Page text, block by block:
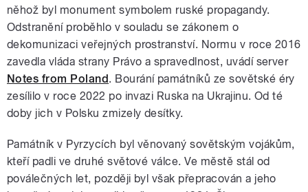
něhož byl monument symbolem ruské propagandy.
Odstranění proběhlo v souladu se zákonem o
dekomunizaci veřejných prostranství. Normu v roce 2016
zavedla vláda strany Právo a spravedlnost, uvádí server
Notes from Poland. Bourání památníků ze sovětské éry
zesílilo v roce 2022 po invazi Ruska na Ukrajinu. Od té
doby jich v Polsku zmizely desítky.
Památník v Pyrzycích byl věnovaný sovětským vojákům,
kteří padli ve druhé světové válce. Ve městě stál od
poválečných let, později byl však přepracován a jeho